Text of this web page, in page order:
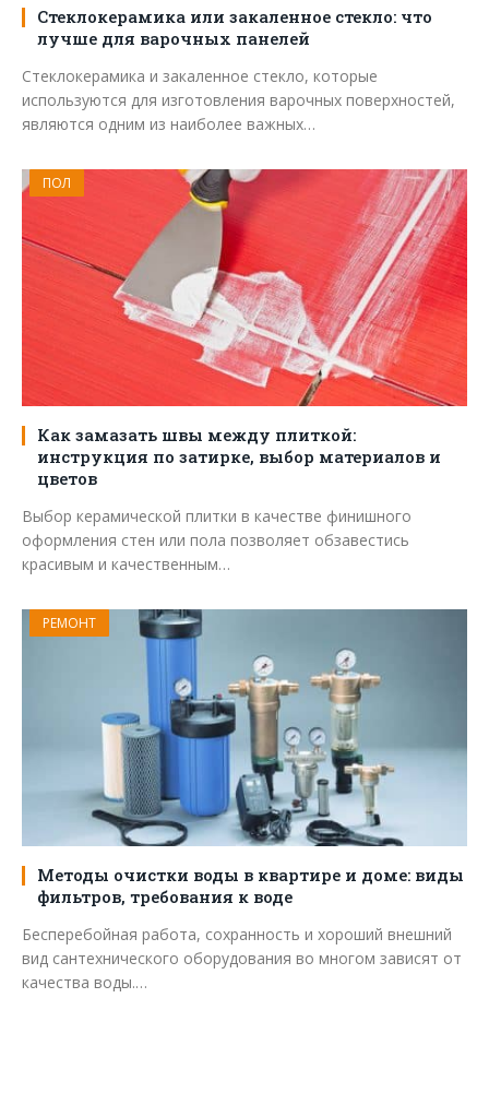
Стеклокерамика или закаленное стекло: что
лучше для варочных панелей
Стеклокерамика и закаленное стекло, которые
используются для изготовления варочных поверхностей,
являются одним из наиболее важных…
ПОЛ
Как замазать швы между плиткой:
инструкция по затирке, выбор материалов и
цветов
Выбор керамической плитки в качестве финишного
оформления стен или пола позволяет обзавестись
красивым и качественным…
РЕМОНТ
Методы очистки воды в квартире и доме: виды
фильтров, требования к воде
Бесперебойная работа, сохранность и хороший внешний
вид сантехнического оборудования во многом зависят от
качества воды.…